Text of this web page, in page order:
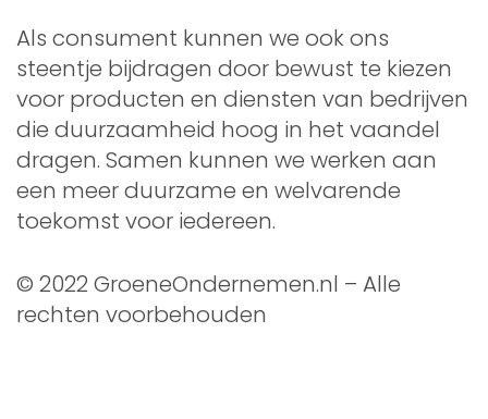
Als consument kunnen we ook ons
steentje bijdragen door bewust te kiezen
voor producten en diensten van bedrijven
die duurzaamheid hoog in het vaandel
dragen. Samen kunnen we werken aan
een meer duurzame en welvarende
toekomst voor iedereen.
© 2022 GroeneOndernemen.nl – Alle
rechten voorbehouden